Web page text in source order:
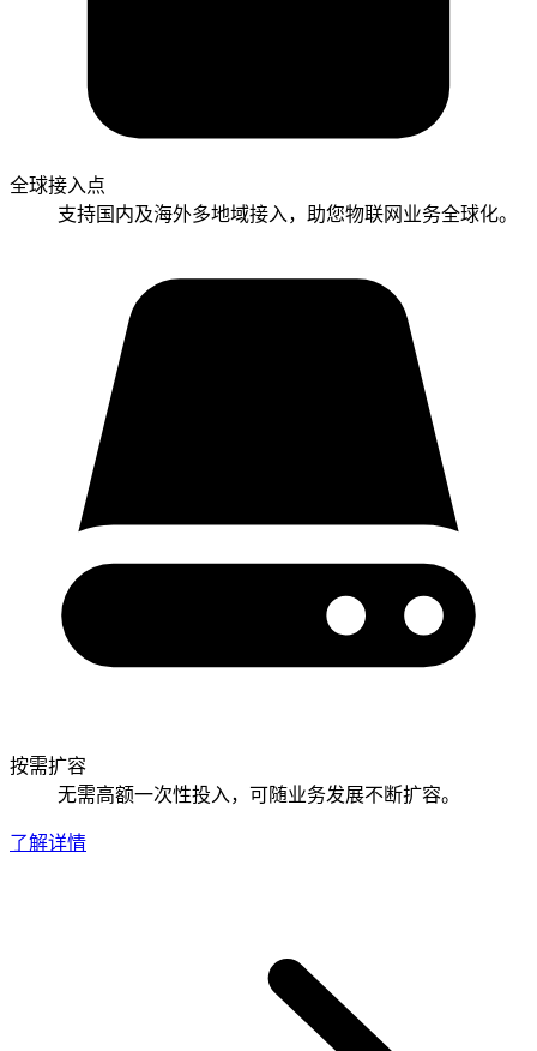
全球接入点
支持国内及海外多地域接入，助您物联网业务全球化。
按需扩容
无需高额一次性投入，可随业务发展不断扩容。
了解详情